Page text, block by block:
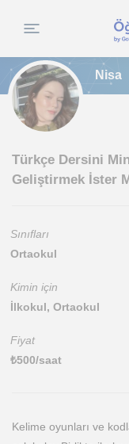
Nisa
Türkçe Dersini
Geliştirmek İster
Sınıfları
Ortaokul
Kimin için
İlkokul, Ortaokul
Fiyat
₺500/saat
Kelime oyunları ve